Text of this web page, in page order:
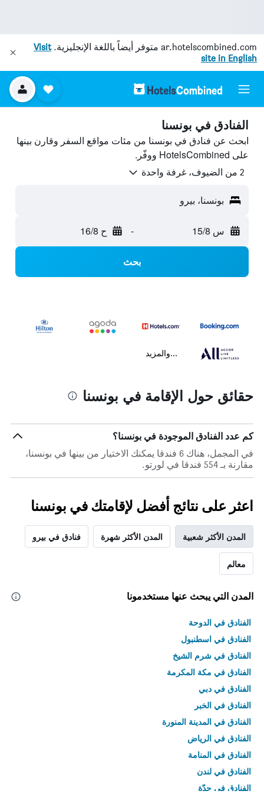
ar.hotelscombined.com متوفر أيضاً باللغة الإنجليزية.Visit
site in English
الفنادق في بونسنا
ابحث عن فنادق في بونسنا من مئات مواقع السفر وقارن بينها
على HotelsCombined ووفّر.
2 من الضيوف، غرفة واحدة
بونسنا، بيرو
س 15/8 - ح 16/8
بحث
...والمزيد
حقائق حول الإقامة في بونسنا
كم عدد الفنادق الموجودة في بونسنا؟
في المجمل، هناك 6 فندقا يمكنك الاختيار من بينها في بونسنا،
مقارنة بـ 554 فندقا في لورتو.
اعثر على نتائج أفضل لإقامتك في بونسنا
المدن الأكثر شعبية المدن الأكثر شهرة فنادق في بيرو
معالم
المدن التي يبحث عنها مستخدمونا
الفنادق في الدوحة
الفنادق في اسطنبول
الفنادق في شرم الشيخ
الفنادق في مكة المكرمة
الفنادق في دبي
الفنادق في الخبر
الفنادق في المدينة المنورة
الفنادق في الرياض
الفنادق في المنامة
الفنادق في لندن
الفنادق في جدّة